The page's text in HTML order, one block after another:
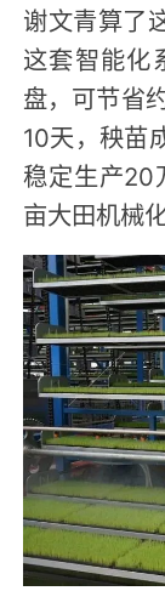
谢文青算了
这套智能化
盘，可节省
10天，秧苗
稳定生产20
亩大田机械